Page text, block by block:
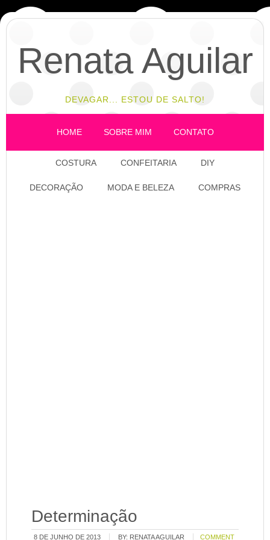
Renata Aguilar
DEVAGAR... ESTOU DE SALTO!
HOME SOBRE MIM CONTATO
COSTURA CONFEITARIA DIY
DECORAÇÃO MODA E BELEZA COMPRAS
Determinação
8 DE JUNHO DE 2013 BY: RENATA AGUILAR COMMENT